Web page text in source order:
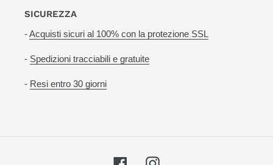
SICUREZZA
-Acquisti sicuri al 100% con la protezione SSL
- Spedizioni tracciabili e gratuite
- Resi entro 30 giorni
FacebookInstagram